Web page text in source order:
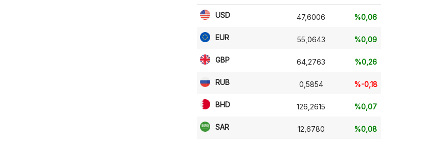
USD 47,6006 %0,06
EUR 55,0643 %0,09
GBP 64,2763 %0,26
RUB 0,5854 %-0,18
BHD 126,2615 %0,07
SAR 12,6780 %0,08